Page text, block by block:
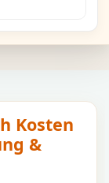
Kosten
&